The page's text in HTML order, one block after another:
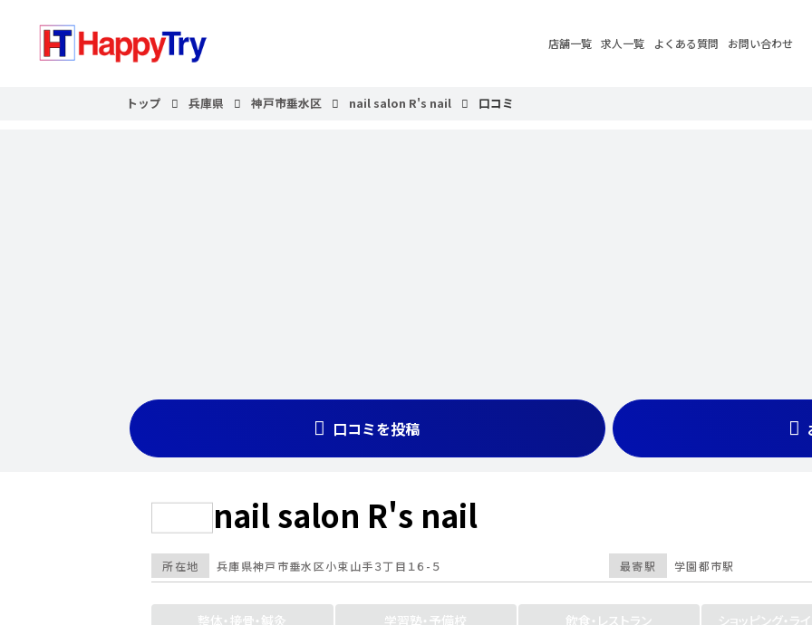
店舗一覧 求人一覧 よくある質問 お問い合わせ
トップ 兵庫県 神戸市垂水区 nail salon R's nail 口コミ
口コミを投稿
nail salon R's nail
最寄駅 学園都市駅
所在地 兵庫県神戸市垂水区小束山手３丁目１６-５
整体・接骨・鍼灸 学習塾・予備校 飲食・レストラン
ショッピング・ラ